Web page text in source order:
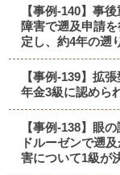
【事例-140】事
障害で遡及申請
定し、約4年の遡
【事例-139】拡
年金3級に認めら
【事例-138】眼
ドルーゼンで遡
害について1級が